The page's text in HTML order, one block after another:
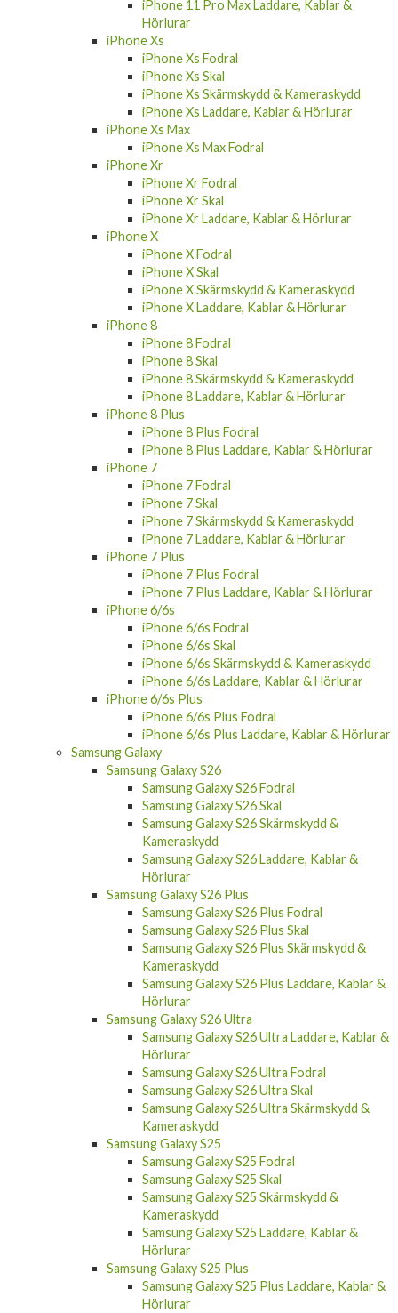
iPhone 11 Pro Max Laddare, Kablar &
Hörlurar
iPhone Xs
iPhone Xs Fodral
iPhone Xs Skal
iPhone Xs Skärmskydd & Kameraskydd
iPhone Xs Laddare, Kablar & Hörlurar
iPhone Xs Max
iPhone Xs Max Fodral
iPhone Xr
iPhone Xr Fodral
iPhone Xr Skal
iPhone Xr Laddare, Kablar & Hörlurar
iPhone X
iPhone X Fodral
iPhone X Skal
iPhone X Skärmskydd & Kameraskydd
iPhone X Laddare, Kablar & Hörlurar
iPhone 8
iPhone 8 Fodral
iPhone 8 Skal
iPhone 8 Skärmskydd & Kameraskydd
iPhone 8 Laddare, Kablar & Hörlurar
iPhone 8 Plus
iPhone 8 Plus Fodral
iPhone 8 Plus Laddare, Kablar & Hörlurar
iPhone 7
iPhone 7 Fodral
iPhone 7 Skal
iPhone 7 Skärmskydd & Kameraskydd
iPhone 7 Laddare, Kablar & Hörlurar
iPhone 7 Plus
iPhone 7 Plus Fodral
iPhone 7 Plus Laddare, Kablar & Hörlurar
iPhone 6/6s
iPhone 6/6s Fodral
iPhone 6/6s Skal
iPhone 6/6s Skärmskydd & Kameraskydd
iPhone 6/6s Laddare, Kablar & Hörlurar
iPhone 6/6s Plus
iPhone 6/6s Plus Fodral
iPhone 6/6s Plus Laddare, Kablar & Hörlurar
Samsung Galaxy
Samsung Galaxy S26
Samsung Galaxy S26 Fodral
Samsung Galaxy S26 Skal
Samsung Galaxy S26 Skärmskydd &
Kameraskydd
Samsung Galaxy S26 Laddare, Kablar &
Hörlurar
Samsung Galaxy S26 Plus
Samsung Galaxy S26 Plus Fodral
Samsung Galaxy S26 Plus Skal
Samsung Galaxy S26 Plus Skärmskydd &
Kameraskydd
Samsung Galaxy S26 Plus Laddare, Kablar &
Hörlurar
Samsung Galaxy S26 Ultra
Samsung Galaxy S26 Ultra Laddare, Kablar &
Hörlurar
Samsung Galaxy S26 Ultra Fodral
Samsung Galaxy S26 Ultra Skal
Samsung Galaxy S26 Ultra Skärmskydd &
Kameraskydd
Samsung Galaxy S25
Samsung Galaxy S25 Fodral
Samsung Galaxy S25 Skal
Samsung Galaxy S25 Skärmskydd &
Kameraskydd
Samsung Galaxy S25 Laddare, Kablar &
Hörlurar
Samsung Galaxy S25 Plus
Samsung Galaxy S25 Plus Laddare, Kablar &
Hörlurar